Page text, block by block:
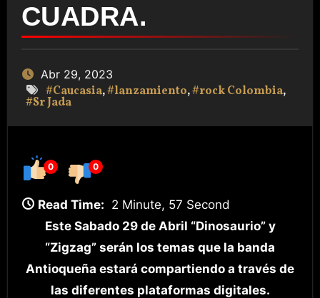
CUADRA.
Abr 29, 2023
#Caucasia,#lanzamiento,#rock Colombia,
#Sr Jada
0 0
Read Time: 2 Minute, 57 Second
Este Sabado 29 de Abril “Dinosaurio” y
“Zigzag” serán los temas que la banda
Antioqueña estará compartiendo a través de
las diferentes plataformas digitales.